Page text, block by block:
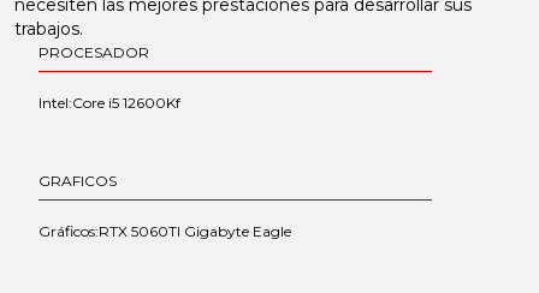
necesiten las mejores prestaciones para desarrollar sus
trabajos.
PROCESADOR
Intel:Core i5 12600Kf
GRAFICOS
Gráficos:RTX 5060TI Gigabyte Eagle